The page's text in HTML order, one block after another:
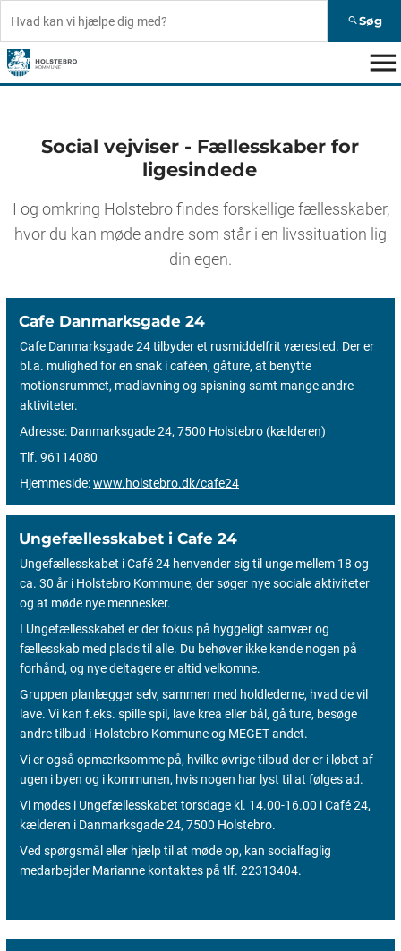
search Søg
menu
Social vejviser - Fællesskaber for
ligesindede
I og omkring Holstebro findes forskellige fællesskaber,
hvor du kan møde andre som står i en livssituation lig
din egen.
Cafe Danmarksgade 24
Cafe Danmarksgade 24 tilbyder et rusmiddelfrit værested. Der er
bl.a. mulighed for en snak i caféen, gåture, at benytte
motionsrummet, madlavning og spisning samt mange andre
aktiviteter.
Adresse: Danmarksgade 24, 7500 Holstebro (kælderen)
Tlf. 96114080
Hjemmeside:www.holstebro.dk/cafe24
Ungefællesskabet i Cafe 24
Ungefællesskabet i Café 24 henvender sig til unge mellem 18 og
ca. 30 år i Holstebro Kommune, der søger nye sociale aktiviteter
og at møde nye mennesker.
I Ungefællesskabet er der fokus på hyggeligt samvær og
fællesskab med plads til alle. Du behøver ikke kende nogen på
forhånd, og nye deltagere er altid velkomne.
Gruppen planlægger selv, sammen med holdlederne, hvad de vil
lave. Vi kan f.eks. spille spil, lave krea eller bål, gå ture, besøge
andre tilbud i Holstebro Kommune og MEGET andet.
Vi er også opmærksomme på, hvilke øvrige tilbud der er i løbet af
ugen i byen og i kommunen, hvis nogen har lyst til at følges ad.
Vi mødes i Ungefællesskabet torsdage kl. 14.00-16.00 i Café 24,
kælderen i Danmarksgade 24, 7500 Holstebro.
Ved spørgsmål eller hjælp til at møde op, kan socialfaglig
medarbejder Marianne kontaktes på tlf. 22313404.